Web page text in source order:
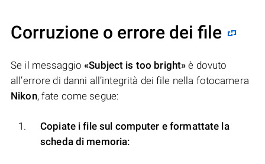
Corruzione o errore dei file
Se il messaggio«Subject is too bright» è dovuto
all’errore di danni all’integrità dei file nella fotocamera
Nikon, fate come segue:
Copiate i file sul computer e formattate la
scheda di memoria: